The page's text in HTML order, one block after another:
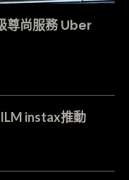
尊尚服務 Uber
instax推動